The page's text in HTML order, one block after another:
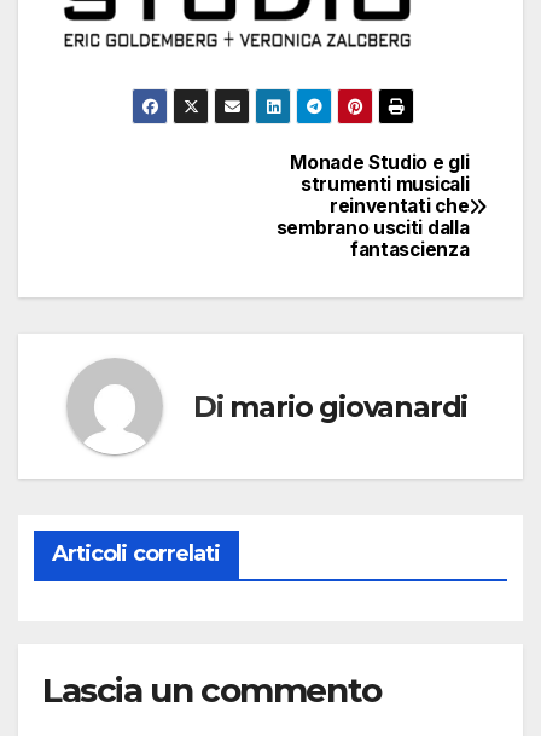
Monade Studio e gli
strumenti musicali
reinventati che
sembrano usciti dalla
fantascienza
Di mario giovanardi
Articoli correlati
Lascia un commento